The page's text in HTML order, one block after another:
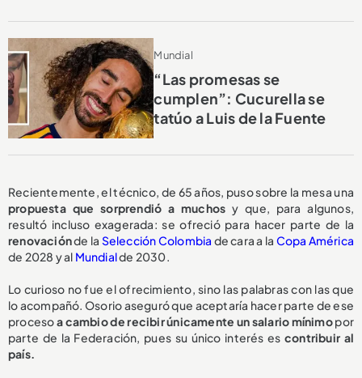
Mundial
“Las promesas se
cumplen”: Cucurella se
tatúo a Luis de la Fuente
Recientemente, el técnico, de 65 años, puso sobre la mesa una
propuesta que sorprendió a muchosy que, para algunos,
resultó incluso exagerada: se ofreció para hacer parte de la
renovaciónde la Selección Colombia de cara a la Copa América
de 2028 y al Mundialde 2030.
Lo curioso no fue el ofrecimiento, sino las palabras con las que
lo acompañó. Osorio aseguró que aceptaría hacer parte de ese
procesoa cambio de recibirúnicamente un salario mínimopor
parte de la Federación, pues su único interés escontribuir al
país.